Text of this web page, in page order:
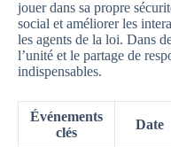
jouer dans sa propre
social et améliorer les
les agents de la loi. Dans
l’unité et le partage de
indispensables.
Événements
clés
Date